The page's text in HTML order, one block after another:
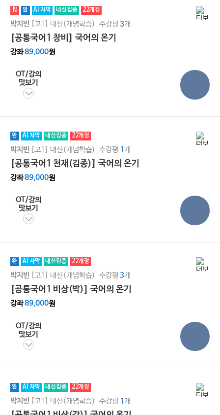
N 완 AI 자막 내신집중 22개정
박지빈 [고1] 내신(개념학습) 수강평 3개
[공통국어1 창비] 국어의 온기
강좌89,000원
OT/강의
맛보기
완 AI 자막 내신집중 22개정
박지빈 [고1] 내신(개념학습) 수강평 1 개
[공통국어1 천재(김종)] 국어의 온기
강좌89,000원
OT/강의
맛보기
완 AI 자막 내신집중 22개정
박지빈 [고1] 내신(개념학습) 수강평 3개
[공통국어1 비상(박)] 국어의 온기
강좌89,000원
OT/강의
맛보기
완 AI 자막 내신집중 22개정
박지빈 [고1] 내신(개념학습) 수강평 1 개